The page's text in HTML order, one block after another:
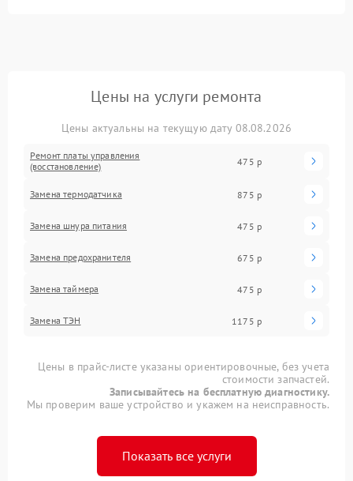
Цены на услуги ремонта
Цены актуальны на текущую дату 08.08.2026
Ремонт платы управления
(восстановление)
475 р
Замена термодатчика 875 р
Замена шнура питания 475 р
Замена предохранителя 675 р
Замена таймера 475 р
Замена ТЭН 1175 р
Цены в прайс-листе указаны ориентировочные, без учета
стоимости запчастей.
Записывайтесь на бесплатную диагностику.
Мы проверим ваше устройство и укажем на неисправность.
Показать все услуги